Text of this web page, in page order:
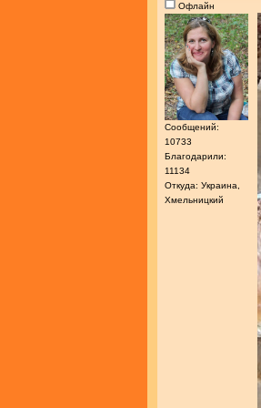
Офлайн
Сообщений:
10733
Благодарили:
11134
Откуда: Украина,
Хмельницкий